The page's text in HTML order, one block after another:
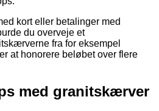
kort eller betalinger med
du overveje et
fra for eksempel
at honorere beløbet over flere
med granitskærver